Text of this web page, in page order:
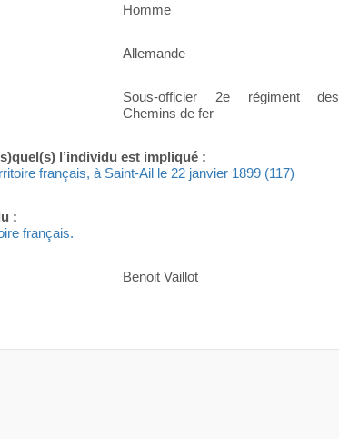
Homme
Allemande
Sous-officier 2e régiment des
Chemins de fer
l’individu est impliqué :
français, à Saint-Ail le 22 janvier 1899 (117)
:
français.
Benoit Vaillot